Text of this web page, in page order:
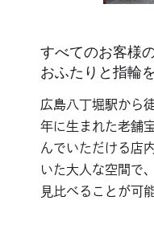
すべてのお客様
おふたりと指輪
広島八丁堀駅から
年に生まれた老舗
んでいただける店
いた大人な空間で
見比べることが可